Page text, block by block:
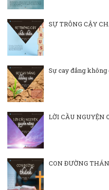
SỰ TRÔNG CẬY
Sự cay đắng không
LỜI CẦU NGUYỆN
CON ĐƯỜNG